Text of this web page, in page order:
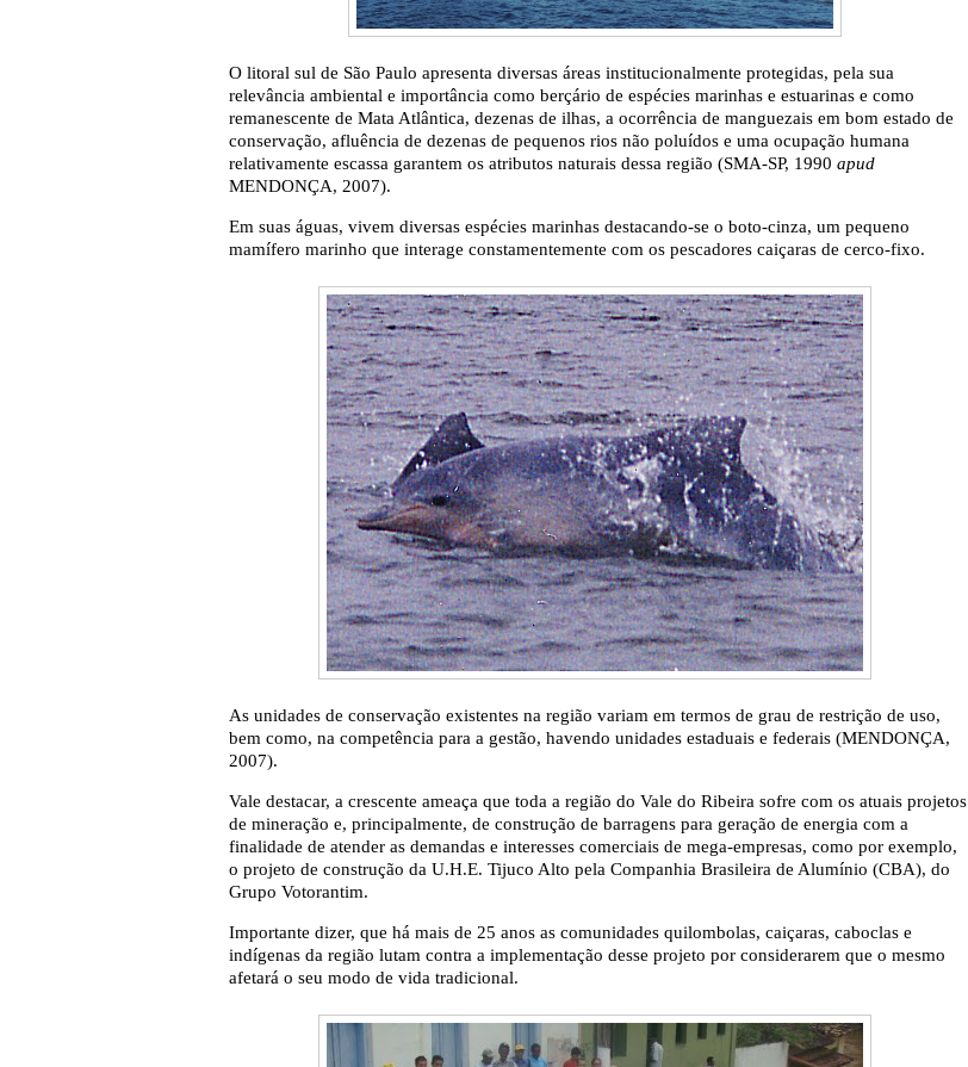
O litoral sul de São Paulo apresenta diversas áreas institucionalmente protegidas, pela sua
relevância ambiental e importância como berçário de espécies marinhas e estuarinas e como
remanescente de Mata Atlântica, dezenas de ilhas, a ocorrência de manguezais em bom estado de
conservação, afluência de dezenas de pequenos rios não poluídos e uma ocupação humana
relativamente escassa garantem os atributos naturais dessa região (SMA-SP, 1990 apud
MENDONÇA, 2007).
Em suas águas, vivem diversas espécies marinhas destacando-se o boto-cinza, um pequeno
mamífero marinho que interage constamentemente com os pescadores caiçaras de cerco-fixo.
As unidades de conservação existentes na região variam em termos de grau de restrição de uso,
bem como, na competência para a gestão, havendo unidades estaduais e federais (MENDONÇA,
2007).
Vale destacar, a crescente ameaça que toda a região do Vale do Ribeira sofre com os atuais projetos
de mineração e, principalmente, de construção de barragens para geração de energia com a
finalidade de atender as demandas e interesses comerciais de mega-empresas, como por exemplo,
o projeto de construção da U.H.E. Tijuco Alto pela Companhia Brasileira de Alumínio (CBA), do
Grupo Votorantim.
Importante dizer, que há mais de 25 anos as comunidades quilombolas, caiçaras, caboclas e
indígenas da região lutam contra a implementação desse projeto por considerarem que o mesmo
afetará o seu modo de vida tradicional.